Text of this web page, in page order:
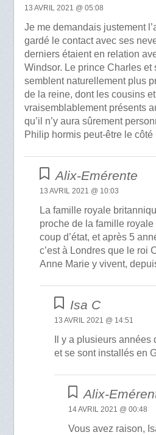
13 AVRIL 2021 @ 05:08
Je me demandais justement
gardé le contact avec ses
derniers étaient en relation
Windsor. Le prince Charles
semblent naturellement plus
de la reine, dont les cousins
vraisemblablement présents
qu’il n’y aura sûrement
Philip hormis peut-être le côté
Alix-Emérente
13 AVRIL 2021 @ 10:03
La famille royale
proche de la famille
coup d’état, et après 5
c’est à Londres que le roi
Anne Marie y vivent,
Isa C
13 AVRIL 2021 @ 14:51
Il y a plusieurs années
et se sont installés en
Alix-
14 AVRIL 2021 @ 00:48
Vous avez raison,